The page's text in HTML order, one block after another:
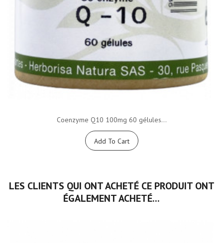
Coenzyme Q10 100mg 60 gélules...
Add To Cart
LES CLIENTS QUI ONT ACHETÉ CE PRODUIT ONT
ÉGALEMENT ACHETÉ...